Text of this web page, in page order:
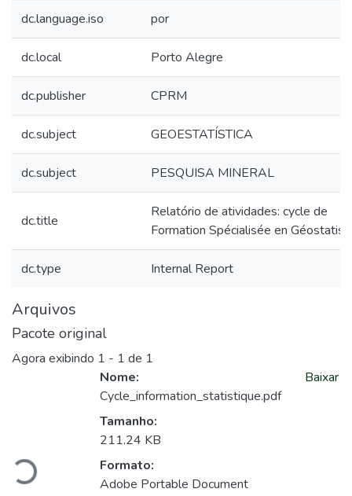
dc.language.iso por
dc.local Porto Alegre
dc.publisher CPRM
dc.subject GEOESTATÍSTICA
dc.subject PESQUISA MINERAL
dc.title
Relatório de atividades: cycle de
Formation Spécialisée en
dc.type Internal Report
Arquivos
Pacote original
Agora exibindo 1 - 1 de 1
Nome:
Cycle_information_statistique.pdf
Tamanho:
211.24 KB
Formato:
Adobe Portable Document
Baixar